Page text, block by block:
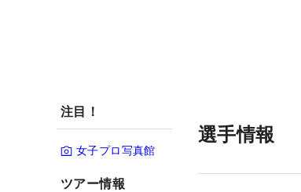
注目！
女子プロ写真館
ツアー情報
選手情報